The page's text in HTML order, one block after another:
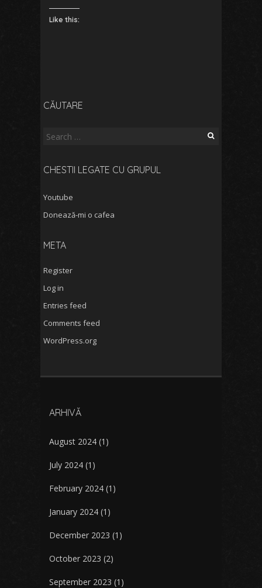
Like this:
CĂUTARE
Search
CHESTII LEGATE CU GRUPUL
Youtube
Donează-mi o cafea
META
Register
Log in
Entries feed
Comments feed
WordPress.org
ARHIVĂ
August 2024 (1)
July 2024 (1)
February 2024 (1)
January 2024 (1)
December 2023 (1)
October 2023 (2)
September 2023 (1)